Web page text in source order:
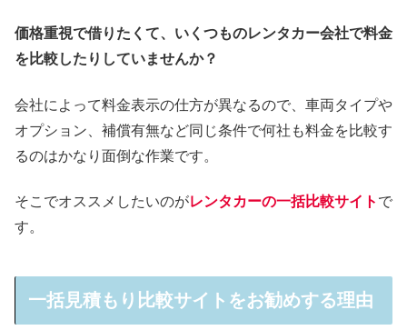
価格重視で借りたくて、いくつものレンタカー会社で料金
を比較したりしていませんか？
会社によって料金表示の仕方が異なるので、車両タイプや
オプション、補償有無など同じ条件で何社も料金を比較す
るのはかなり面倒な作業です。
そこでオススメしたいのがレンタカーの一括比較サイト で
す。
一括見積もり比較サイトをお勧めする理由